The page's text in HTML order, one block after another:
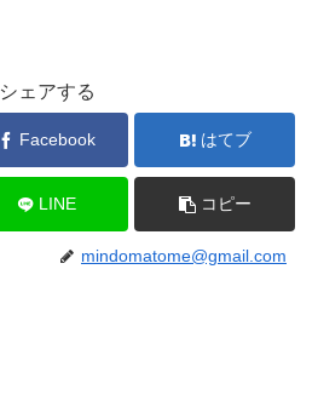
シェアする
Facebook はてブ
LINE コピー
mindomatome@gmail.com